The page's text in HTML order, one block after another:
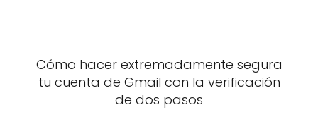
Cómo hacer extremadamente segura
tu cuenta de Gmail con la verificación
de dos pasos